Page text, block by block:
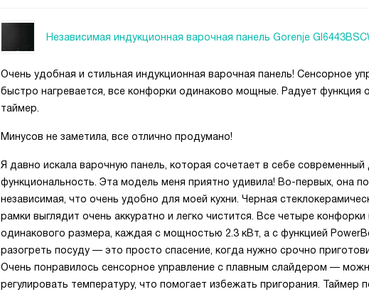
Независимая индукционная варочная панель Gorenje
Очень удобная и стильная индукционная варочная панель! Сенсорное
быстро нагревается, все конфорки одинаково мощные. Радует функция
таймер.
Минусов не заметила, все отлично продумано!
Я давно искала варочную панель, которая сочетает в себе современный
функциональность. Эта модель меня приятно удивила! Во-первых, она
независимая, что очень удобно для моей кухни. Черная
рамки выглядит очень аккуратно и легко чистится. Все четыре
одинакового размера, каждая с мощностью 2.3 кВт, а с функцией
разогреть посуду — это просто спасение, когда нужно срочно
Очень понравилось сенсорное управление с плавным слайдером —
регулировать температуру, что помогает избежать пригорания. Таймер